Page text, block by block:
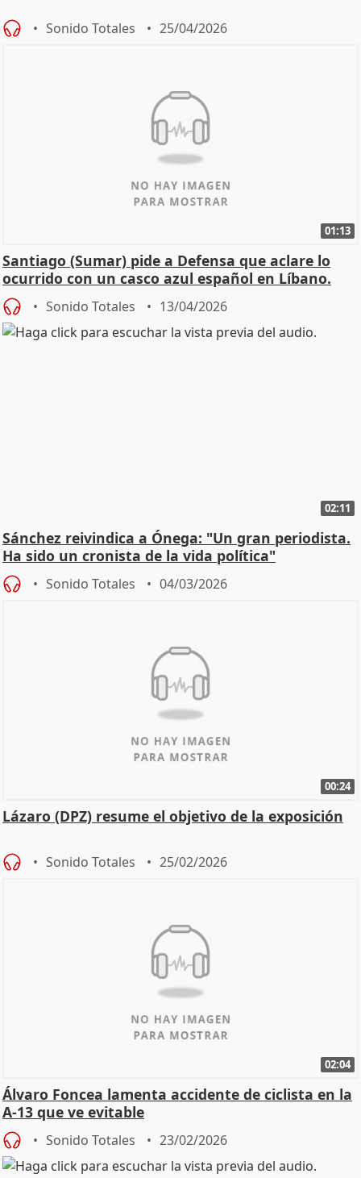
Sonido Totales 25/04/2026
01:13
Santiago (Sumar) pide a Defensa que aclare lo
ocurrido con un casco azul español en Líbano.
Sonido Totales 13/04/2026
02:11
Sánchez reivindica a Ónega: "Un gran periodista.
Ha sido un cronista de la vida política"
Sonido Totales 04/03/2026
00:24
Lázaro (DPZ) resume el objetivo de la exposición
Sonido Totales 25/02/2026
02:04
Álvaro Foncea lamenta accidente de ciclista en la
A-13 que ve evitable
Sonido Totales 23/02/2026